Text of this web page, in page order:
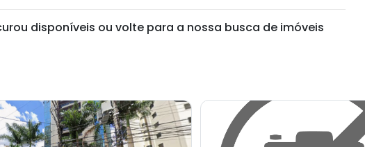
disponíveis ou volte para a nossa busca de imóveis